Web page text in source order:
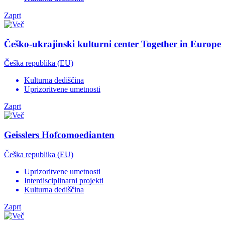
Zaprt
Češko-ukrajinski kulturni center Together in Europe
Češka republika (EU)
Kulturna dediščina
Uprizoritvene umetnosti
Zaprt
Geisslers Hofcomoedianten
Češka republika (EU)
Uprizoritvene umetnosti
Interdisciplinarni projekti
Kulturna dediščina
Zaprt